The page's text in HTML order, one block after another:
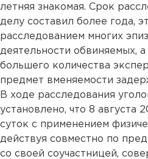
летняя знакомая. Срок
делу составил более года,
расследованием многих
деятельности обвиняемых,
большего количества
предмет вменяемости
В ходе расследования
установлено, что 8 августа
суток с применением
действуя совместно по
со своей соучастницей,